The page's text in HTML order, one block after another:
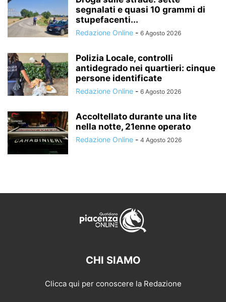
segnalati e quasi 10 grammi di
stupefacenti...
Redazione Online - 6 Agosto 2026
Polizia Locale, controlli
antidegrado nei quartieri: cinque
persone identificate
Redazione Online - 6 Agosto 2026
Accoltellato durante una lite
nella notte, 21enne operato
Redazione Online - 4 Agosto 2026
CHI SIAMO
Clicca qui per conoscere la Redazione